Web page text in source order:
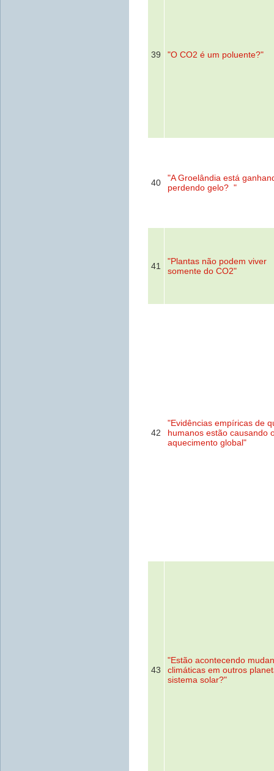
39 "O CO2 é um poluente?"
40
"A Groelândia está
perdendo gelo? "
41
"Plantas não podem viver
somente do CO2"
42
"Evidências empíricas de
humanos estão causando
aquecimento global"
43
"Estão acontecendo
climáticas em outros
sistema solar?"